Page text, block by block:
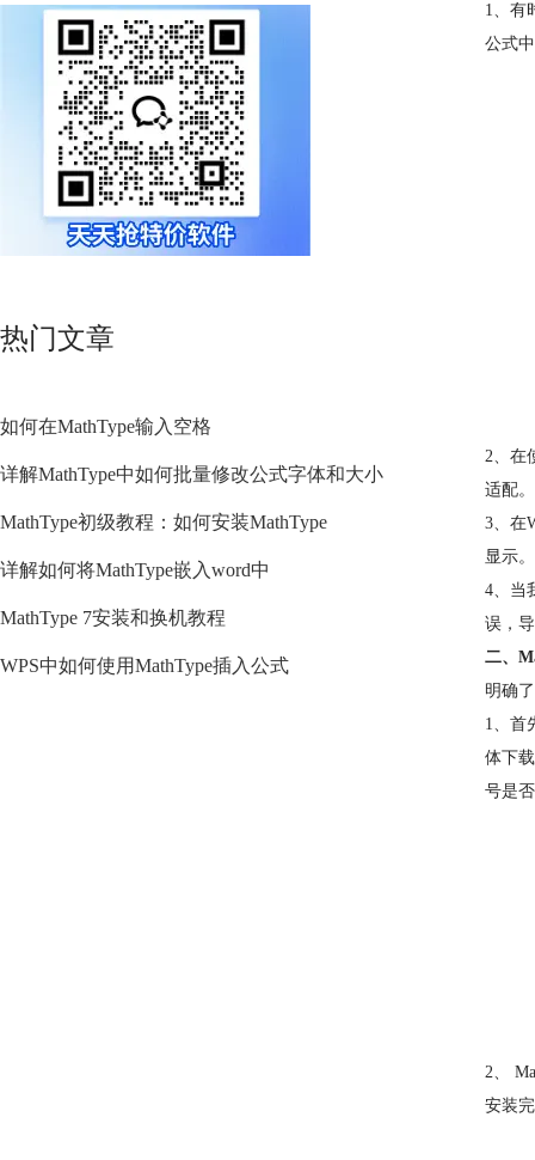
热门文章
如何在MathType输入空格
详解MathType中如何批量修改公式字体和大小
MathType初级教程：如何安装MathType
详解如何将MathType嵌入word中
MathType 7安装和换机教程
WPS中如何使用MathType插入公式
1、有
公式
2、在
适配。
3、在
显示。
4、当
误，
二、
明确
1、首
体下
号是
2、
安装